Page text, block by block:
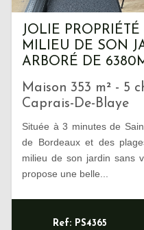
JOLIE
MILIEU DE SON
ARBORÉ DE
Maison 353 m² - 5
Caprais-De-Blaye
Située à 3 minutes de
de Bordeaux et des
milieu de son jardin sans
propose une belle...
Ref: PS4365